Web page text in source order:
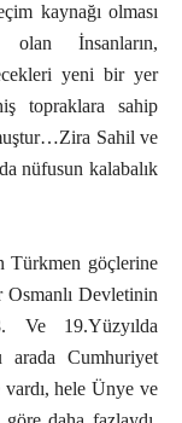
kaynağı olması
İnsanların,
yeni bir yer
topraklara sahip
Sahil ve
nüfusun kalabalık
göçlerine
Osmanlı Devletinin
Ve 19.Yüzyılda
arada Cumhuriyet
hele Ünye ve